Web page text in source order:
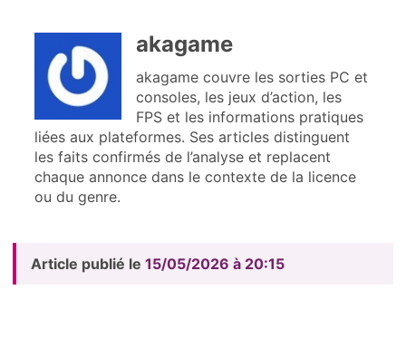
akagame
akagame couvre les sorties PC et
consoles, les jeux d’action, les
FPS et les informations pratiques
liées aux plateformes. Ses articles distinguent
les faits confirmés de l’analyse et replacent
chaque annonce dans le contexte de la licence
ou du genre.
Article publié le 15/05/2026 à 20:15